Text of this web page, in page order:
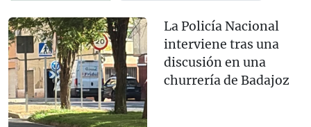
La Policía Nacional
interviene tras una
discusión en una
churrería de Badajoz